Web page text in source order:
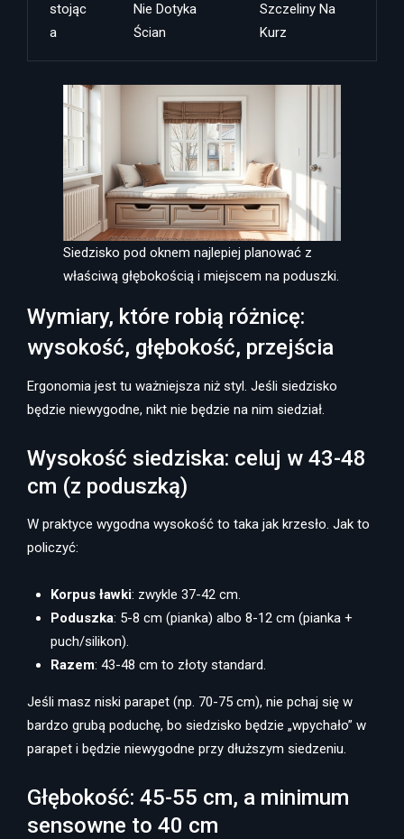
Stojąc
A
Nie Dotyka
Ścian
Szczeliny Na
Kurz
Siedzisko pod oknem najlepiej planować z
właściwą głębokością i miejscem na poduszki.
Wymiary, które robią różnicę:
wysokość, głębokość, przejścia
Ergonomia jest tu ważniejsza niż styl. Jeśli siedzisko
będzie niewygodne, nikt nie będzie na nim siedział.
Wysokość siedziska: celuj w 43-48
cm (z poduszką)
W praktyce wygodna wysokość to taka jak krzesło. Jak to
policzyć:
Korpus ławki: zwykle 37-42 cm.
Poduszka: 5-8 cm (pianka) albo 8-12 cm (pianka +
puch/silikon).
Razem: 43-48 cm to złoty standard.
Jeśli masz niski parapet (np. 70-75 cm), nie pchaj się w
bardzo grubą poduchę, bo siedzisko będzie „wpychało” w
parapet i będzie niewygodne przy dłuższym siedzeniu.
Głębokość: 45-55 cm, a minimum
sensowne to 40 cm